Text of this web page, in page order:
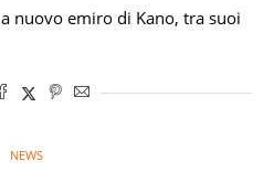
nuovo emiro di Kano, tra suoi
NEWS